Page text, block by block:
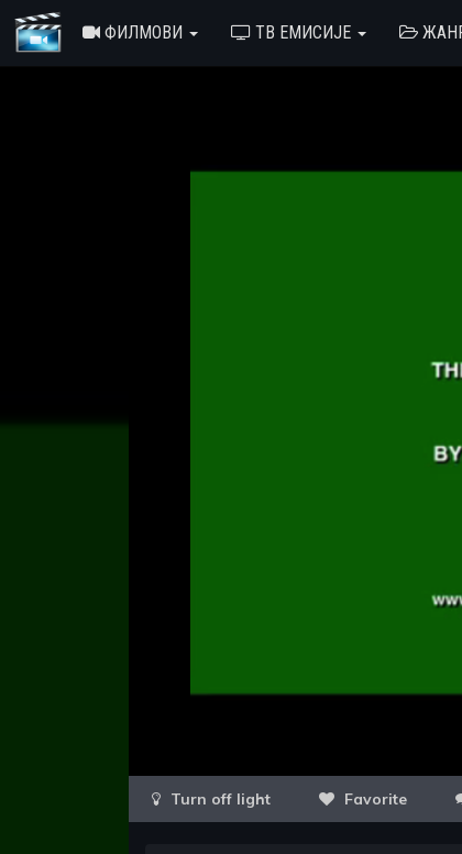
ФИЛМОВИ ТВ ЕМИСИЈЕ
Favorite